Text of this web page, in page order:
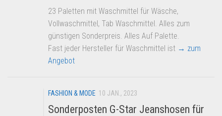
23 Paletten mit Waschmittel für Wäsche,
Vollwaschmittel, Tab Waschmittel. Alles zum
günstigen Sonderpreis. Alles Auf Palette.
Fast jeder Hersteller für Waschmittel ist → zum
Angebot
FASHION & MODE 10 JAN., 2023
Sonderposten G-Star Jeanshosen für